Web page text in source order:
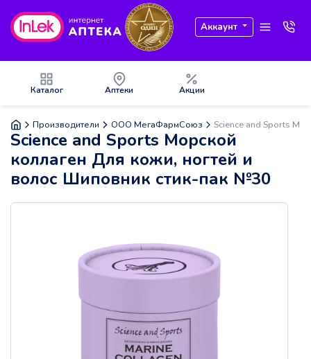
Аккаунт
Каталог Аптеки Акции
Производители ООО МегаФармСоюз Science and Sports
Science and Sports Морской
коллаген Для кожи, ногтей и
волос Шиповник стик-пак №30